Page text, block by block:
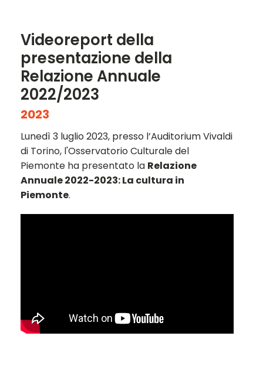
Videoreport della
presentazione della
Relazione Annuale
2022/2023
2023
Lunedì 3 luglio 2023, presso l’Auditorium Vivaldi
di Torino, l'Osservatorio Culturale del
Piemonte ha presentato la Relazione
Annuale 2022-2023: La cultura in
Piemonte.